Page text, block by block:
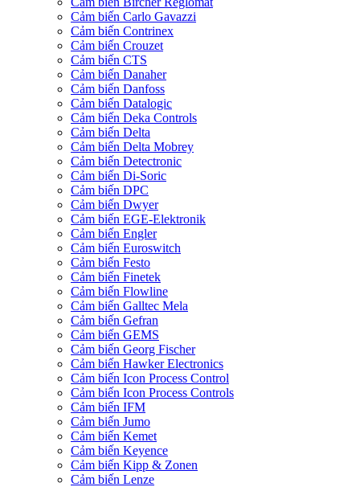
Cảm biến Carlo Gavazzi
Cảm biến Contrinex
Cảm biến Crouzet
Cảm biến CTS
Cảm biến Danaher
Cảm biến Danfoss
Cảm biến Datalogic
Cảm biến Deka Controls
Cảm biến Delta
Cảm biến Delta Mobrey
Cảm biến Detectronic
Cảm biến Di-Soric
Cảm biến DPC
Cảm biến Dwyer
Cảm biến EGE-Elektronik
Cảm biến Engler
Cảm biến Euroswitch
Cảm biến Festo
Cảm biến Finetek
Cảm biến Flowline
Cảm biến Galltec Mela
Cảm biến Gefran
Cảm biến GEMS
Cảm biến Georg Fischer
Cảm biến Hawker Electronics
Cảm biến Icon Process Control
Cảm biến Icon Process Controls
Cảm biến IFM
Cảm biến Jumo
Cảm biến Kemet
Cảm biến Keyence
Cảm biến Kipp & Zonen
Cảm biến Lenze